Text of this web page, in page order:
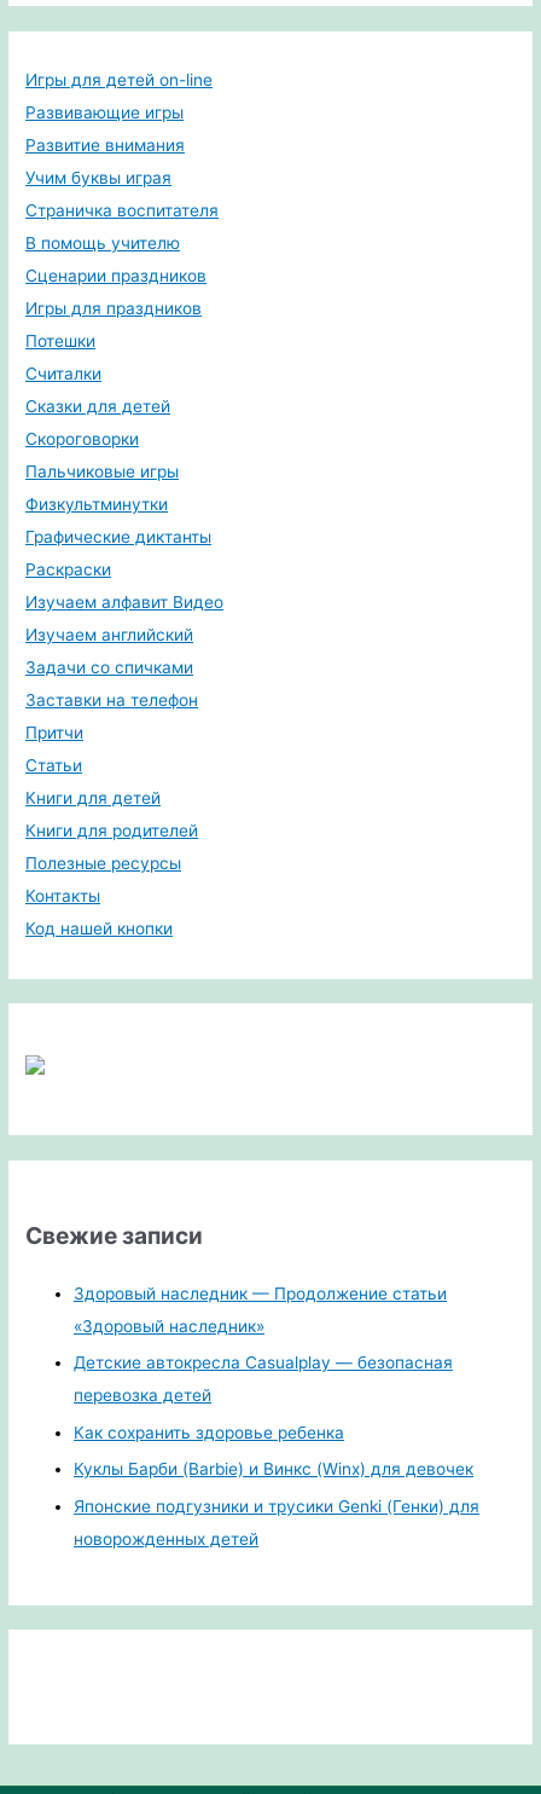
Игры для детей on-line
Развивающие игры
Развитие внимания
Учим буквы играя
Страничка воспитателя
В помощь учителю
Сценарии праздников
Игры для праздников
Потешки
Считалки
Сказки для детей
Скороговорки
Пальчиковые игры
Физкультминутки
Графические диктанты
Раскраски
Изучаем алфавит Видео
Изучаем английский
Задачи со спичками
Заставки на телефон
Притчи
Статьи
Книги для детей
Книги для родителей
Полезные ресурсы
Контакты
Код нашей кнопки
Свежие записи
Здоровый наследник — Продолжение статьи
«Здоровый наследник»
Детские автокресла Casualplay — безопасная
перевозка детей
Как сохранить здоровье ребенка
Куклы Барби (Barbie) и Винкс (Winx) для девочек
Японские подгузники и трусики Genki (Генки) для
новорожденных детей